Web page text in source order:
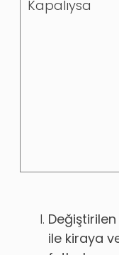
Kapalıysa
Değiştirilen
ile kiraya